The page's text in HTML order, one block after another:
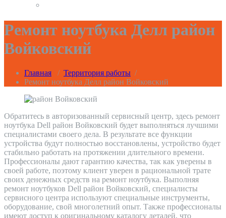
Ремонт ноутбука Делл район
Войковский
Главная / Территория работы /
Ремонт ноутбука Делл район Войковский
Обратитесь в авторизованный сервисный центр, здесь ремонт
ноутбука Dell район Войковский будет выполняться лучшими
специалистами своего дела. В результате все функции
устройства будут полностью восстановлены, устройство будет
стабильно работать на протяжении длительного времени.
Профессионалы дают гарантию качества, так как уверены в
своей работе, поэтому клиент уверен в рациональной трате
своих денежных средств на ремонт ноутбука. Выполняя
ремонт ноутбуков Dell район Войковский, специалисты
сервисного центра используют специальные инструменты,
оборудование, свой многолетний опыт. Также профессионалы
имеют доступ к оригинальному каталогу деталей, что